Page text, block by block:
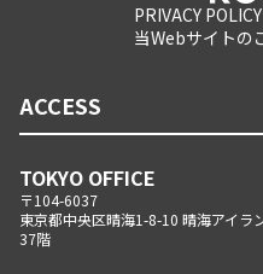
PRIVACY POLICY
当Webサイトの
ACCESS
TOKYO OFFICE
〒104-6037
東京都中央区晴海1-8-10 晴海アイラ
37階